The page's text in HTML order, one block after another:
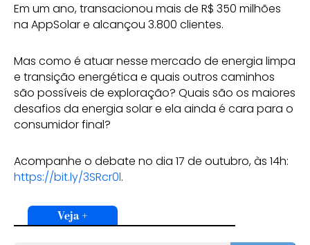
Em um ano, transacionou mais de R$ 350 milhões
na AppSolar e alcançou 3.800 clientes.
Mas como é atuar nesse mercado de energia limpa
e transição energética e quais outros caminhos
são possíveis de exploração? Quais são os maiores
desafios da energia solar e ela ainda é cara para o
consumidor final?
Acompanhe o debate no dia 17 de outubro, às 14h:
https://bit.ly/3SRcr0l.
Veja +